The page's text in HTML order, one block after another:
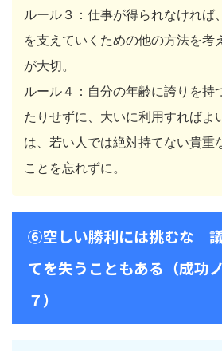
ルール３：仕事が得られなければ
を支えていくための他の方法を考
が大切。
ルール４：自分の年齢に誇りを持
たりせずに、大いに利用すればよ
は、若い人では絶対持てない貴重
ことを忘れずに。
⑥空しい勝利には挑むな
てを失うこともある（成功
７）